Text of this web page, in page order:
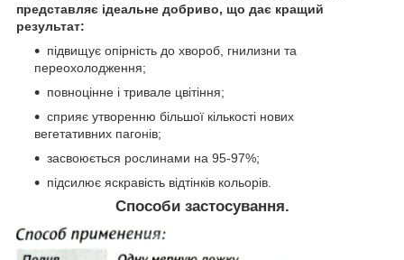
представляє ідеальне добриво, що дає кращий
результат:
підвищує опірність до хвороб, гнилизни та
переохолодження;
повноцінне і тривале цвітіння;
сприяє утворенню більшої кількості нових
вегетативних пагонів;
засвоюється рослинами на 95-97%;
підсилює яскравість відтінків кольорів.
Способи застосування.